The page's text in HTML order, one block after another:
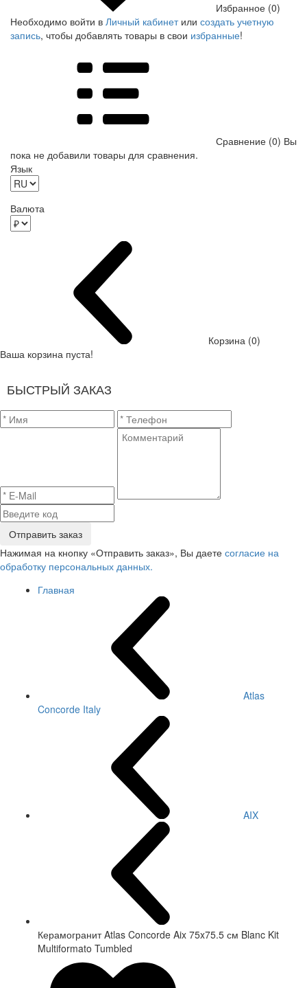
Избранное (0)
Необходимо войти в Личный кабинетили создать учетную
запись, чтобы добавлять товары в свои избранные!
Сравнение (0) Вы
пока не добавили товары для сравнения.
Язык
Валюта
Корзина (0)
Ваша корзина пуста!
БЫСТРЫЙ ЗАКАЗ
Отправить заказ
Нажимая на кнопку «Отправить заказ», Вы даете согласие на
обработку персональных данных.
Главная
Atlas
Concorde Italy
AIX
Керамогранит Atlas Concorde Aix 75x75.5 см Blanc Kit
Multiformato Tumbled